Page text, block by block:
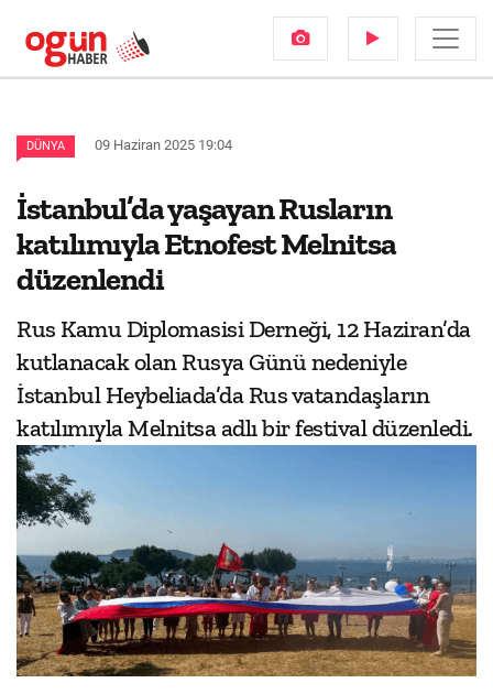
DÜNYA 09 Haziran 2025 19:04
İstanbul’da yaşayan Rusların
katılımıyla Etnofest Melnitsa
düzenlendi
Rus Kamu Diplomasisi Derneği, 12 Haziran’da
kutlanacak olan Rusya Günü nedeniyle
İstanbul Heybeliada’da Rus vatandaşların
katılımıyla Melnitsa adlı bir festival düzenledi.